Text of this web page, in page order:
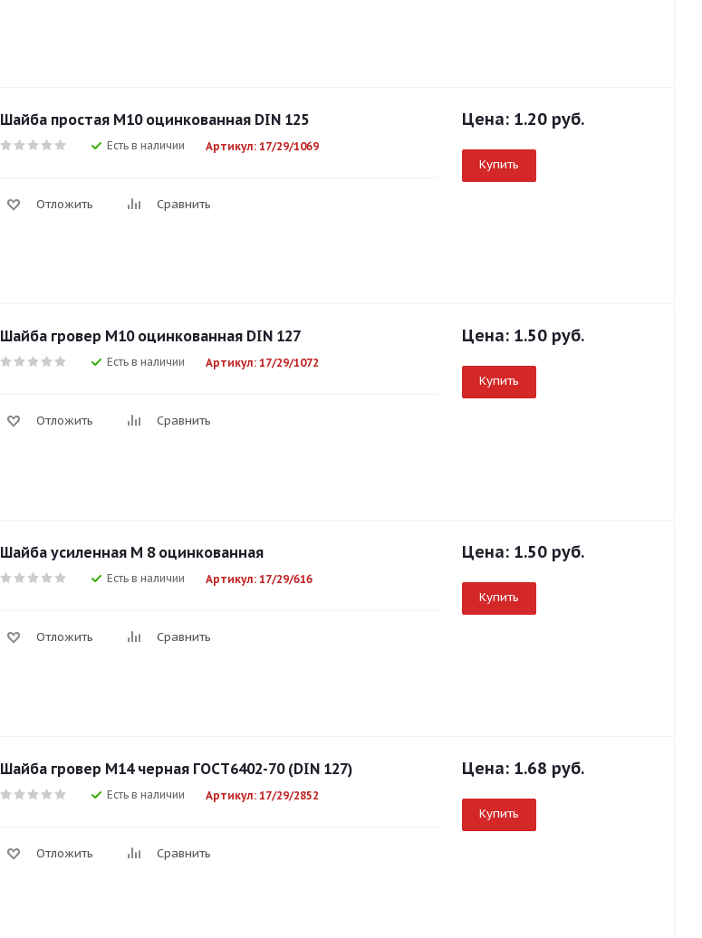
Шайба простая М10 оцинкованная DIN 125
Есть в наличии Артикул: 17/29/1069
Отложить Сравнить
Цена: 1.20 руб.
Купить
Шайба гровер М10 оцинкованная DIN 127
Есть в наличии Артикул: 17/29/1072
Отложить Сравнить
Цена: 1.50 руб.
Купить
Шайба усиленная М 8 оцинкованная
Есть в наличии Артикул: 17/29/616
Отложить Сравнить
Цена: 1.50 руб.
Купить
Шайба гровер М14 черная ГОСТ6402-70 (DIN 127)
Есть в наличии Артикул: 17/29/2852
Отложить Сравнить
Цена: 1.68 руб.
Купить